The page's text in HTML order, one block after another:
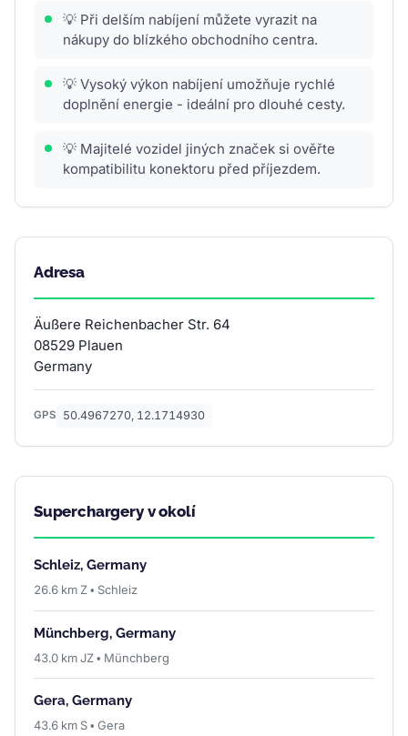
💡 Při delším nabíjení můžete vyrazit na
nákupy do blízkého obchodního centra.
💡 Vysoký výkon nabíjení umožňuje rychlé
doplnění energie - ideální pro dlouhé cesty.
💡 Majitelé vozidel jiných značek si ověřte
kompatibilitu konektoru před příjezdem.
Adresa
Äußere Reichenbacher Str. 64
08529 Plauen
Germany
GPS 50.4967270, 12.1714930
Superchargery v okolí
Schleiz, Germany
26.6 km Z • Schleiz
Münchberg, Germany
43.0 km JZ • Münchberg
Gera, Germany
43.6 km S • Gera